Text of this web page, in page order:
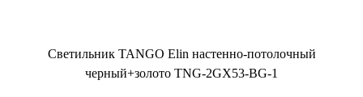
Светильник TANGO Elin настенно-потолочный
черный+золото TNG-2GX53-BG-1